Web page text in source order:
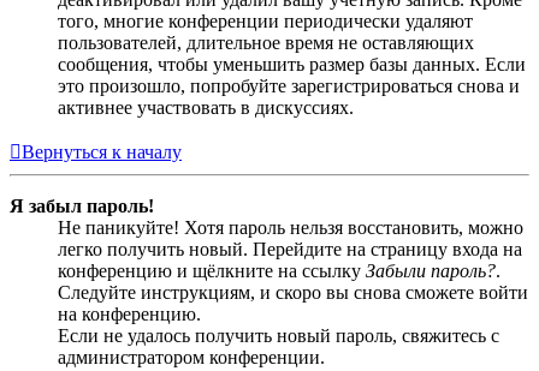
того, многие конференции периодически удаляют
пользователей, длительное время не оставляющих
сообщения, чтобы уменьшить размер базы данных. Если
это произошло, попробуйте зарегистрироваться снова и
активнее участвовать в дискуссиях.
Вернуться к началу
Я забыл пароль!
Не паникуйте! Хотя пароль нельзя восстановить, можно
легко получить новый. Перейдите на страницу входа на
конференцию и щёлкните на ссылку Забыли пароль?.
Следуйте инструкциям, и скоро вы снова сможете войти
на конференцию.
Если не удалось получить новый пароль, свяжитесь с
администратором конференции.